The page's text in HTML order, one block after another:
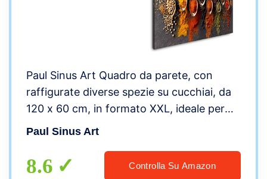
Paul Sinus Art Quadro da parete, con
raffigurate diverse spezie su cucchiai, da
120 x 60 cm, in formato XXL, ideale per
pareti del soggiorno, bellissima
Paul Sinus Art
8.6 Controlla Su Amazon